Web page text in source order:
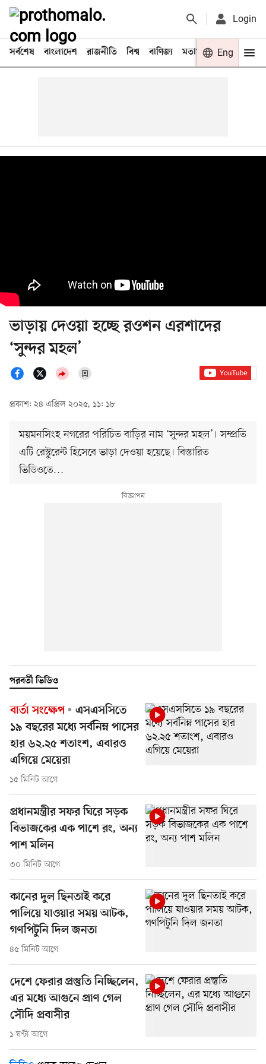
Login
সর্বশেষ বাংলাদেশ রাজনীতি বিশ্ব বাণিজ্য মতামত খেলা
Eng
ভাড়ায় দেওয়া হচ্ছে রওশন এরশাদের
‘সুন্দর মহল’
প্রকাশ: ২৪ এপ্রিল ২০২৫, ১১: ১৮
ময়মনসিংহ নগরের পরিচিত বাড়ির নাম ‘সুন্দর মহল’। সম্প্রতি
এটি রেস্টুরেন্ট হিসেবে ভাড়া দেওয়া হয়েছে। বিস্তারিত
ভিডিওতে…
পরবর্তী ভিডিও
বার্তা সংক্ষেপ
এসএসসিতে
১৯ বছরের মধ্যে সর্বনিম্ন পাসের
হার ৬২.২৫ শতাংশ, এবারও
এগিয়ে মেয়েরা
১৫ মিনিট আগে
প্রধানমন্ত্রীর সফর ঘিরে সড়ক
বিভাজকের এক পাশে রং, অন্য
পাশ মলিন
৩০ মিনিট আগে
কানের দুল ছিনতাই করে
পালিয়ে যাওয়ার সময় আটক,
গণপিটুনি দিল জনতা
৪৫ মিনিট আগে
দেশে ফেরার প্রস্তুতি নিচ্ছিলেন,
এর মধ্যে আগুনে প্রাণ গেল
সৌদি প্রবাসীর
১ ঘণ্টা আগে